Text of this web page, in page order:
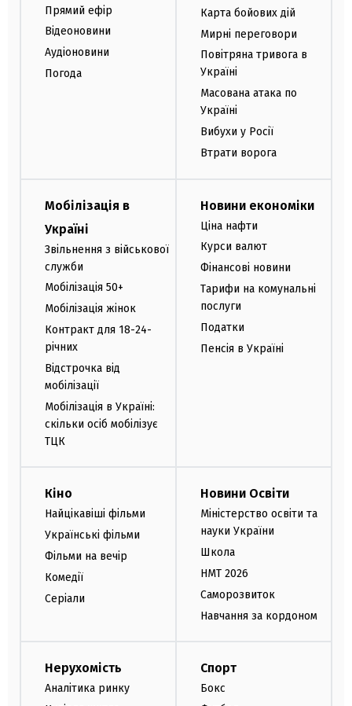
Прямий ефір
Відеоновини
Аудіоновини
Погода
Карта бойових дій
Мирні переговори
Повітряна тривога в
Україні
Масована атака по
Україні
Вибухи у Росії
Втрати ворога
Мобілізація в
Україні
Звільнення з військової
служби
Мобілізація 50+
Мобілізація жінок
Контракт для 18-24-
річних
Відстрочка від
мобілізації
Мобілізація в Україні:
скільки осіб мобілізує
ТЦК
Новини економіки
Ціна нафти
Курси валют
Фінансові новини
Тарифи на комунальні
послуги
Податки
Пенсія в Україні
Кіно
Найцікавіші фільми
Українські фільми
Фільми на вечір
Комедії
Серіали
Новини Освіти
Міністерство освіти та
науки України
Школа
НМТ 2026
Саморозвиток
Навчання за кордоном
Нерухомість
Аналітика ринку
Спорт
Бокс